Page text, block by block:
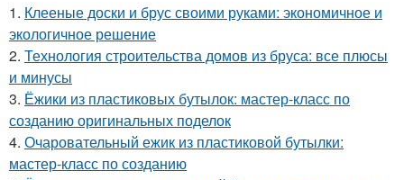
1. Клееные доски и брус своими руками: экономичное и
экологичное решение
2. Технология строительства домов из бруса: все плюсы
и минусы
3. Ёжики из пластиковых бутылок: мастер-класс по
созданию оригинальных поделок
4. Очаровательный ежик из пластиковой бутылки:
мастер-класс по созданию